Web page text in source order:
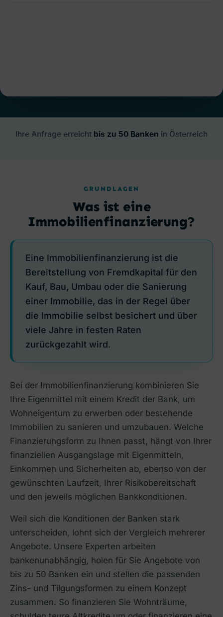
Ihre Anfrage erreicht bis zu 50 Banken in Österreich
GRUNDLAGEN
Was ist eine
Immobilienfinanzierung?
Eine Immobilienfinanzierung ist die
Bereitstellung von Fremdkapital für den
Kauf, Bau, Umbau oder die Sanierung
einer Immobilie, das in der Regel über
die Immobilie selbst besichert und über
viele Jahre in festen Raten
zurückgezahlt wird.
Bei der Immobilienfinanzierung kombinieren Sie
Ihre Eigenmittel mit einem Kredit der Bank, um
Wohneigentum zu erwerben oder bestehende
Immobilien zu sanieren und umzubauen. Welche
Finanzierungsform zu Ihnen passt, hängt von Ihrer
finanziellen Ausgangslage mit Eigenmitteln,
Einkommen und Sicherheiten ab, ebenso von der
gewünschten Laufzeit, Ihrer Risikobereitschaft
und den jeweils möglichen Bankkonditionen.
Weil sich die Konditionen der Banken stark
unterscheiden, lohnt sich der Vergleich mehrerer
Angebote. Unsere Experten arbeiten
bankenunabhängig, holen für Sie Angebote von
bis zu 50 Banken ein und stellen die passenden
Zins- und Tilgungsformen zu einem Konzept
zusammen. So finanzieren Sie Wohnträume,